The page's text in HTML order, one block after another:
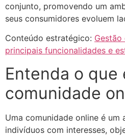
conjunto, promovendo um
seus consumidores evoluem
Conteúdo estratégico: Gestão
principais funcionalidades e
Entenda o que
comunidade
Uma comunidade online é
indivíduos com interesses,